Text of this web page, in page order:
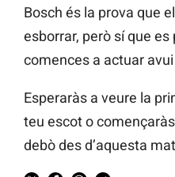
Bosch és la prova que
esborrar, però sí que
comences a actuar
Esperaràs a veure la
teu escot o
debò des d’aquesta